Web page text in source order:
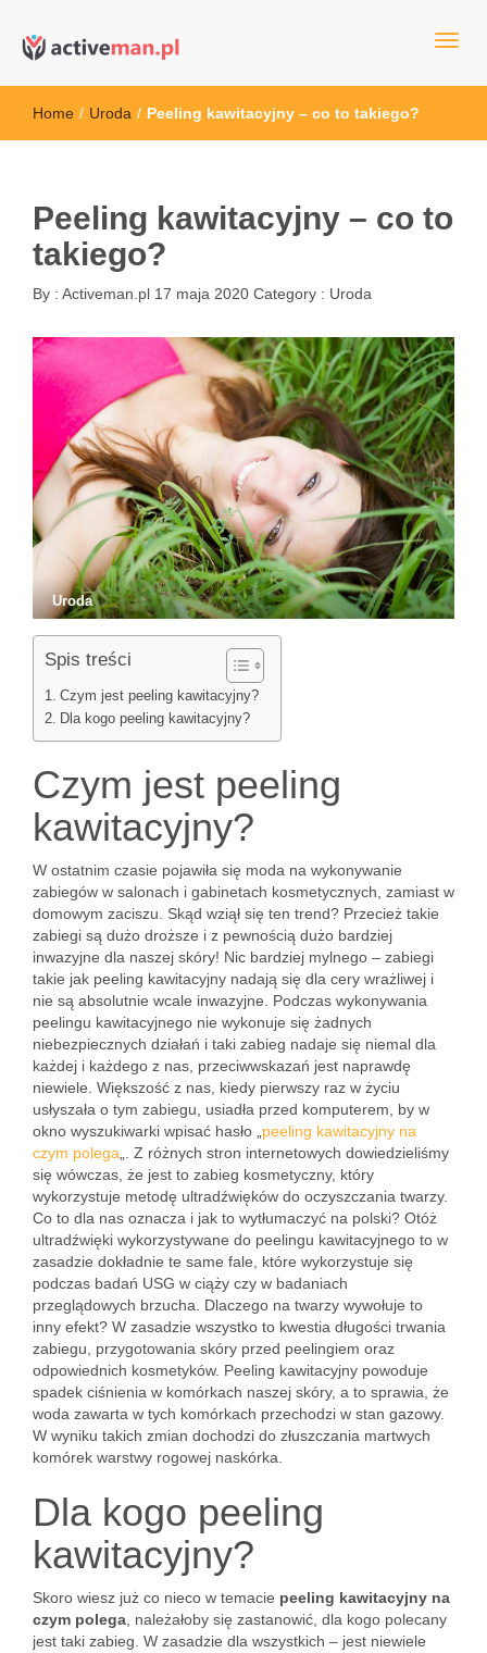
active man – sprzęt sportowy
sportowym
Home / Uroda / Peeling kawitacyjny – co to takiego?
Peeling kawitacyjny – co to
takiego?
By : Activeman.pl 17 maja 2020 Category : Uroda
Uroda
Spis treści
Czym jest peeling kawitacyjny?
Dla kogo peeling kawitacyjny?
Czym jest peeling
kawitacyjny?
W ostatnim czasie pojawiła się moda na wykonywanie
zabiegów w salonach i gabinetach kosmetycznych, zamiast w
domowym zaciszu. Skąd wziął się ten trend? Przecież takie
zabiegi są dużo droższe i z pewnością dużo bardziej
inwazyjne dla naszej skóry! Nic bardziej mylnego – zabiegi
takie jak peeling kawitacyjny nadają się dla cery wrażliwej i
nie są absolutnie wcale inwazyjne. Podczas wykonywania
peelingu kawitacyjnego nie wykonuje się żadnych
niebezpiecznych działań i taki zabieg nadaje się niemal dla
każdej i każdego z nas, przeciwwskazań jest naprawdę
niewiele. Większość z nas, kiedy pierwszy raz w życiu
usłyszała o tym zabiegu, usiadła przed komputerem, by w
okno wyszukiwarki wpisać hasło „ peeling kawitacyjny na
czym polega „. Z różnych stron internetowych dowiedzieliśmy
się wówczas, że jest to zabieg kosmetyczny, który
wykorzystuje metodę ultradźwięków do oczyszczania twarzy.
Co to dla nas oznacza i jak to wytłumaczyć na polski? Otóż
ultradźwięki wykorzystywane do peelingu kawitacyjnego to w
zasadzie dokładnie te same fale, które wykorzystuje się
podczas badań USG w ciąży czy w badaniach
przeglądowych brzucha. Dlaczego na twarzy wywołuje to
inny efekt? W zasadzie wszystko to kwestia długości trwania
zabiegu, przygotowania skóry przed peelingiem oraz
odpowiednich kosmetyków. Peeling kawitacyjny powoduje
spadek ciśnienia w komórkach naszej skóry, a to sprawia, że
woda zawarta w tych komórkach przechodzi w stan gazowy.
W wyniku takich zmian dochodzi do złuszczania martwych
komórek warstwy rogowej naskórka.
Dla kogo peeling
kawitacyjny?
Skoro wiesz już co nieco w temacie peeling kawitacyjny na
czym polega , należałoby się zastanowić, dla kogo polecany
jest taki zabieg. W zasadzie dla wszystkich – jest niewiele